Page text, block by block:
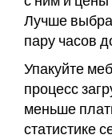
Лучше
пару часов
Упакуйте
процесс
меньше
статистике